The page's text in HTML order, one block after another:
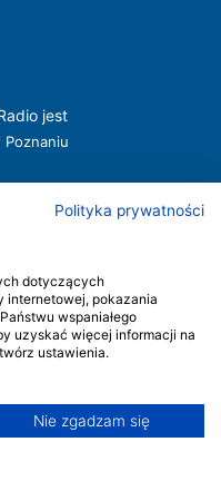
jest
rozpowszechnianie programu
oraz prowadzenie portalu
właściwym w sprawach
i Telewizji.
stworzona przez
Polityka prywatności
dotyczących
internetowej, pokazania
wspaniałego
uzyskać więcej informacji na
ustawienia.
Nie zgadzam się